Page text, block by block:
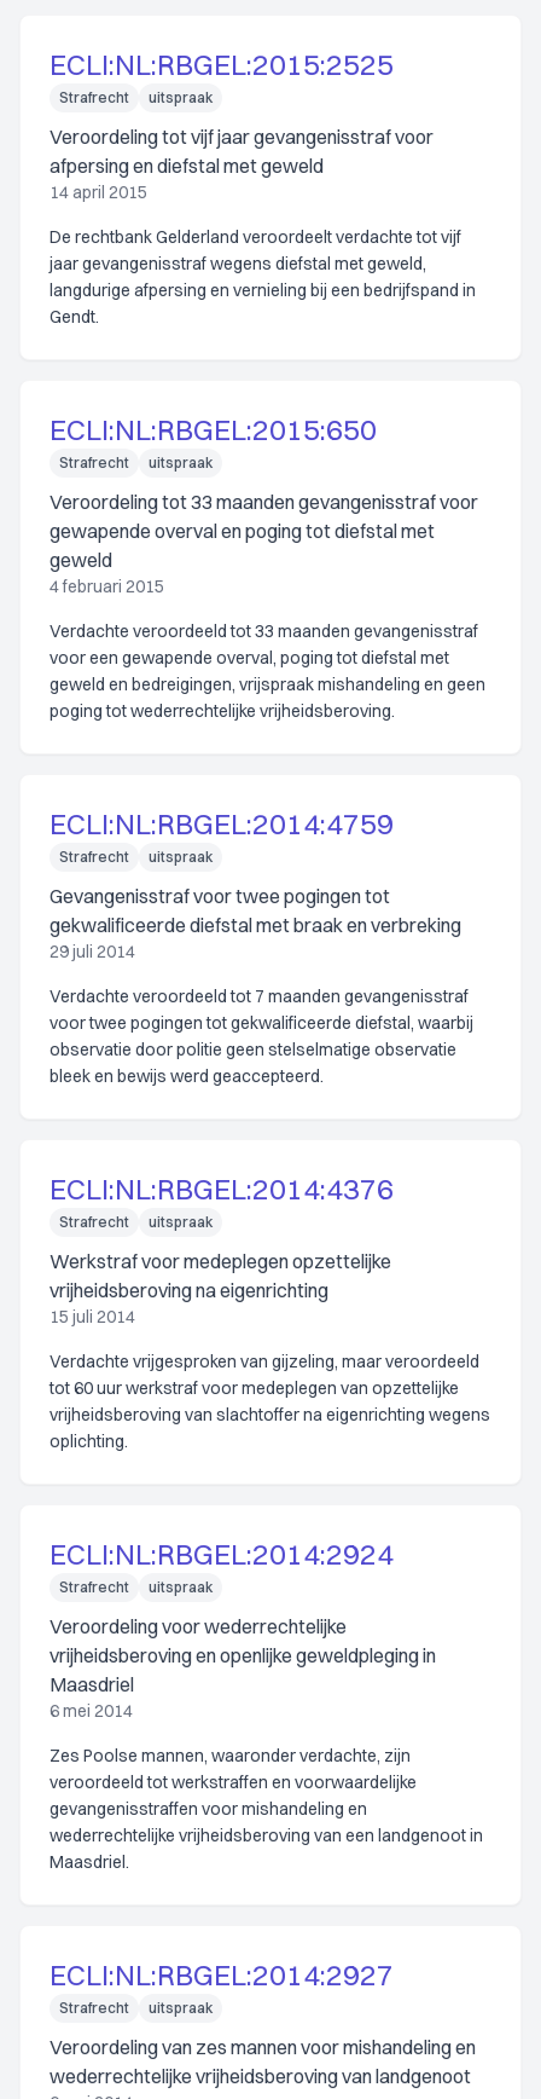
ECLI:NL:RBGEL:2015:2525
Strafrecht uitspraak
Veroordeling tot vijf jaar gevangenisstraf voor
afpersing en diefstal met geweld
14 april 2015
De rechtbank Gelderland veroordeelt verdachte tot vijf
jaar gevangenisstraf wegens diefstal met geweld,
langdurige afpersing en vernieling bij een bedrijfspand in
Gendt.
ECLI:NL:RBGEL:2015:650
Strafrecht uitspraak
Veroordeling tot 33 maanden gevangenisstraf voor
gewapende overval en poging tot diefstal met
geweld
4 februari 2015
Verdachte veroordeeld tot 33 maanden gevangenisstraf
voor een gewapende overval, poging tot diefstal met
geweld en bedreigingen, vrijspraak mishandeling en geen
poging tot wederrechtelijke vrijheidsberoving.
ECLI:NL:RBGEL:2014:4759
Strafrecht uitspraak
Gevangenisstraf voor twee pogingen tot
gekwalificeerde diefstal met braak en verbreking
29 juli 2014
Verdachte veroordeeld tot 7 maanden gevangenisstraf
voor twee pogingen tot gekwalificeerde diefstal, waarbij
observatie door politie geen stelselmatige observatie
bleek en bewijs werd geaccepteerd.
ECLI:NL:RBGEL:2014:4376
Strafrecht uitspraak
Werkstraf voor medeplegen opzettelijke
vrijheidsberoving na eigenrichting
15 juli 2014
Verdachte vrijgesproken van gijzeling, maar veroordeeld
tot 60 uur werkstraf voor medeplegen van opzettelijke
vrijheidsberoving van slachtoffer na eigenrichting wegens
oplichting.
ECLI:NL:RBGEL:2014:2924
Strafrecht uitspraak
Veroordeling voor wederrechtelijke
vrijheidsberoving en openlijke geweldpleging in
Maasdriel
6 mei 2014
Zes Poolse mannen, waaronder verdachte, zijn
veroordeeld tot werkstraffen en voorwaardelijke
gevangenisstraffen voor mishandeling en
wederrechtelijke vrijheidsberoving van een landgenoot in
Maasdriel.
ECLI:NL:RBGEL:2014:2927
Strafrecht uitspraak
Veroordeling van zes mannen voor mishandeling en
wederrechtelijke vrijheidsberoving van landgenoot